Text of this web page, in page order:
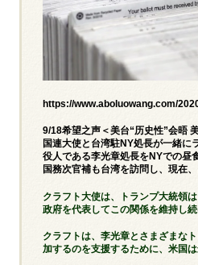
https://www.aboluowang.com/
9/18希望之声＜美台“历史性”会晤
国連大使と台湾駐NY処長が一緒に
役人である李光章処長をNYでの昼
国務次官補も台湾を訪問し、現在
クラフト大使は、トランプ大統領
政府を代表してこの関係を維持し続
クラフトは、李光章とさまざまな
加するのを支援するために、米国